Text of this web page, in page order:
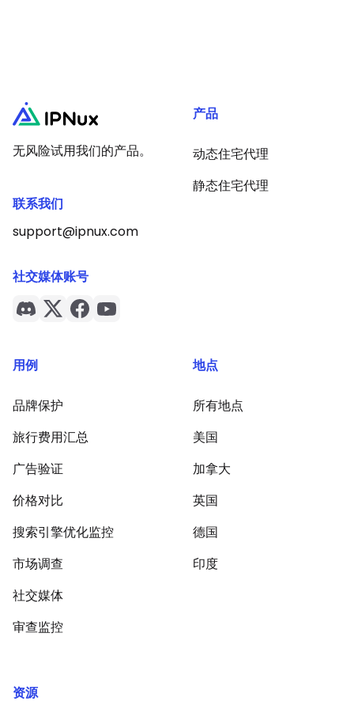
无风险试用我们的产品。
联系我们
support@ipnux.com
社交媒体账号
产品
动态住宅代理
静态住宅代理
用例
品牌保护
旅行费用汇总
广告验证
价格对比
搜索引擎优化监控
市场调查
社交媒体
审查监控
地点
所有地点
美国
加拿大
英国
德国
印度
资源